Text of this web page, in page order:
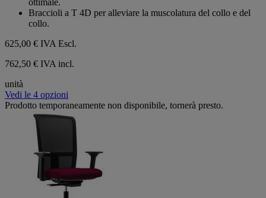
Braccioli a T 4D per alleviare la muscolatura del collo e del
collo.
625,00 € IVA Escl.
762,50 € IVA incl.
unità
Vedi le 4 opzioni
Prodotto temporaneamente non disponibile, tornerà presto.